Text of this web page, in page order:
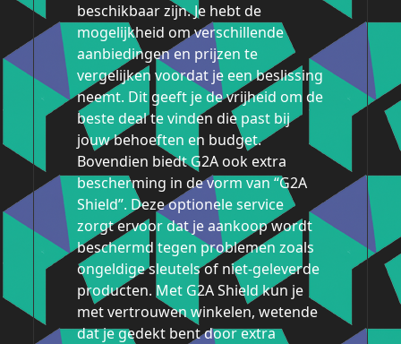
beschikbaar zijn. Je hebt de
mogelijkheid om verschillende
aanbiedingen en prijzen te
vergelijken voordat je een beslissing
neemt. Dit geeft je de vrijheid om de
beste deal te vinden die past bij
jouw behoeften en budget.
Bovendien biedt G2A ook extra
bescherming in de vorm van “G2A
Shield”. Deze optionele service
zorgt ervoor dat je aankoop wordt
beschermd tegen problemen zoals
ongeldige sleutels of niet-geleverde
producten. Met G2A Shield kun je
met vertrouwen winkelen, wetende
dat je gedekt bent door extra